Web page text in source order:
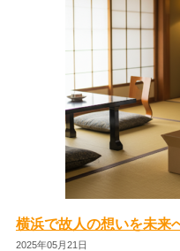
横浜で故人の想いを未来
2025年05月21日